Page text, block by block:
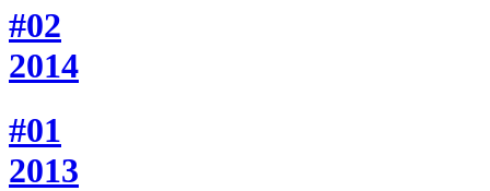
#02
2014
#01
2013